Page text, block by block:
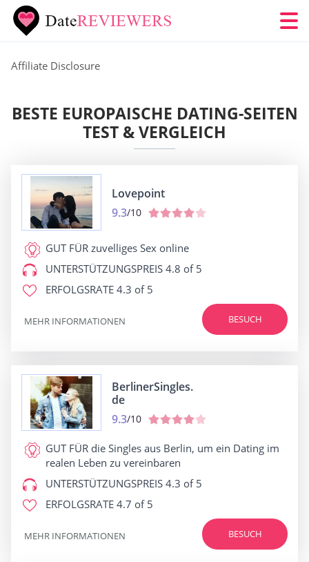
Affiliate Disclosure
BESTE EUROPAISCHE DATING-SEITEN
TEST & VERGLEICH
Lovepoint
9.3/10
GUT FÜR zuvelliges Sex online
UNTERSTÜTZUNGSPREIS 4.8 of 5
ERFOLGSRATE 4.3 of 5
BESUCH
MEHR INFORMATIONEN
BerlinerSingles.
de
9.3/10
GUT FÜR die Singles aus Berlin, um ein Dating im
realen Leben zu vereinbaren
UNTERSTÜTZUNGSPREIS 4.3 of 5
ERFOLGSRATE 4.7 of 5
BESUCH
MEHR INFORMATIONEN